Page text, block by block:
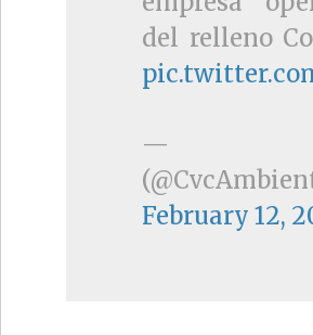
del relleno
—
February 12,